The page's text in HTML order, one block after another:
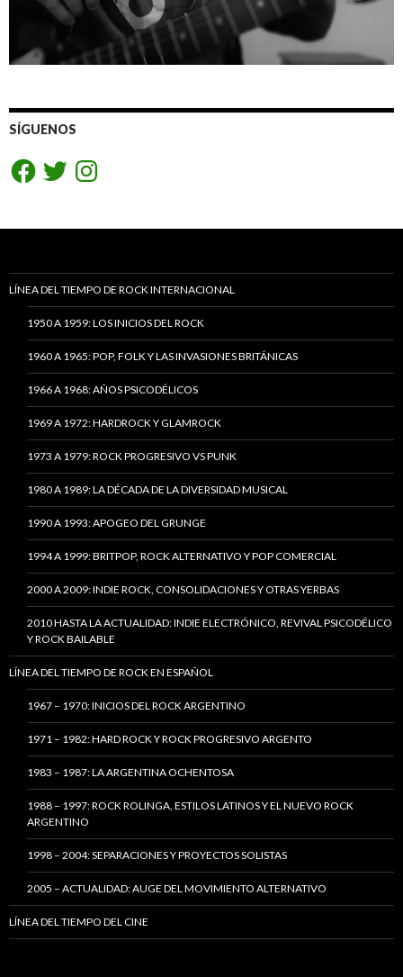
SÍGUENOS
FacebookTwitterInstagram
LÍNEA DEL TIEMPO DE ROCK INTERNACIONAL
1950 A 1959: LOS INICIOS DEL ROCK
1960 A 1965: POP, FOLK Y LAS INVASIONES BRITÁNICAS
1966 A 1968: AÑOS PSICODÉLICOS
1969 A 1972: HARDROCK Y GLAMROCK
1973 A 1979: ROCK PROGRESIVO VS PUNK
1980 A 1989: LA DÉCADA DE LA DIVERSIDAD MUSICAL
1990 A 1993: APOGEO DEL GRUNGE
1994 A 1999: BRITPOP, ROCK ALTERNATIVO Y POP COMERCIAL
2000 A 2009: INDIE ROCK, CONSOLIDACIONES Y OTRAS YERBAS
2010 HASTA LA ACTUALIDAD: INDIE ELECTRÓNICO, REVIVAL PSICODÉLICO
Y ROCK BAILABLE
LÍNEA DEL TIEMPO DE ROCK EN ESPAÑOL
1967 – 1970: INICIOS DEL ROCK ARGENTINO
1971 – 1982: HARD ROCK Y ROCK PROGRESIVO ARGENTO
1983 – 1987: LA ARGENTINA OCHENTOSA
1988 – 1997: ROCK ROLINGA, ESTILOS LATINOS Y EL NUEVO ROCK
ARGENTINO
1998 – 2004: SEPARACIONES Y PROYECTOS SOLISTAS
2005 – ACTUALIDAD: AUGE DEL MOVIMIENTO ALTERNATIVO
LÍNEA DEL TIEMPO DEL CINE